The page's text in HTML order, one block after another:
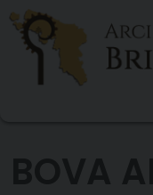
Skip
content